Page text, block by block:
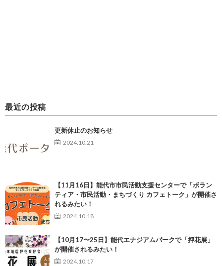
最近の投稿
更新休止のお知らせ
2024.10.21
【11月16日】能代市市民活動支援センターで「ボラン
ティア・市民活動・まちづくり カフェトーク」が開催さ
れるみたい！
2024.10.18
【10月17〜25日】能代エナジアムパークで「押花展」
が開催されるみたい！
2024.10.17